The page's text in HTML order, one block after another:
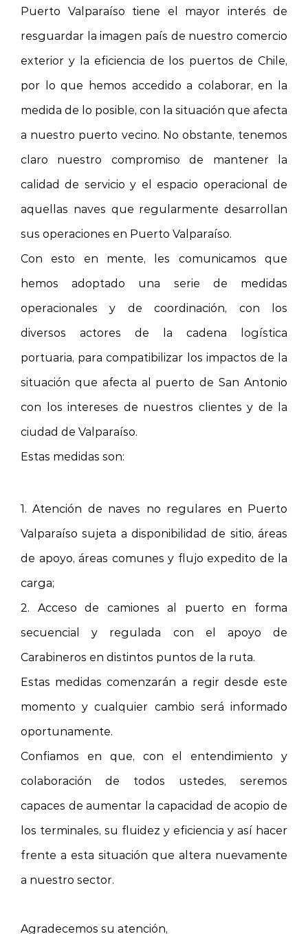
Puerto Valparaíso tiene el mayor interés de
resguardar la imagen país de nuestro comercio
exterior y la eficiencia de los puertos de Chile,
por lo que hemos accedido a colaborar, en la
medida de lo posible, con la situación que afecta
a nuestro puerto vecino. No obstante, tenemos
claro nuestro compromiso de mantener la
calidad de servicio y el espacio operacional de
aquellas naves que regularmente desarrollan
sus operaciones en Puerto Valparaíso.
Con esto en mente, les comunicamos que
hemos adoptado una serie de medidas
operacionales y de coordinación, con los
diversos actores de la cadena logística
portuaria, para compatibilizar los impactos de la
situación que afecta al puerto de San Antonio
con los intereses de nuestros clientes y de la
ciudad de Valparaíso.
Estas medidas son:
1. Atención de naves no regulares en Puerto
Valparaíso sujeta a disponibilidad de sitio, áreas
de apoyo, áreas comunes y flujo expedito de la
carga;
2. Acceso de camiones al puerto en forma
secuencial y regulada con el apoyo de
Carabineros en distintos puntos de la ruta.
Estas medidas comenzarán a regir desde este
momento y cualquier cambio será informado
oportunamente.
Confiamos en que, con el entendimiento y
colaboración de todos ustedes, seremos
capaces de aumentar la capacidad de acopio de
los terminales, su fluidez y eficiencia y así hacer
frente a esta situación que altera nuevamente
a nuestro sector.
Agradecemos su atención,